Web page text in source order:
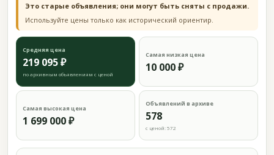
Это старые объявления; они могут быть сняты с продажи.
Используйте цены только как исторический ориентир.
Средняя цена
219 095 ₽
по архивным объявлениям с ценой
Самая низкая цена
10 000 ₽
Самая высокая цена
1 699 000 ₽
Объявлений в архиве
578
с ценой: 572